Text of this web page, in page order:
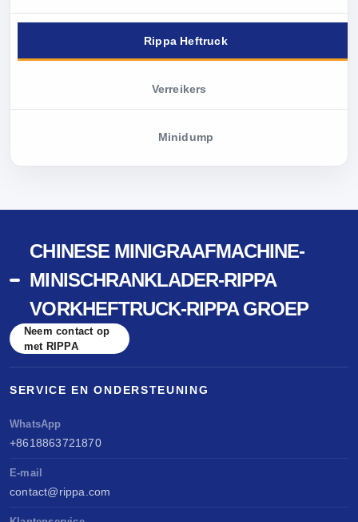
Rippa Heftruck
Verreikers
Minidump
CHINESE MINIGRAAFMACHINE-
MINISCHRANKLADER-RIPPA
VORKHEFTRUCK-RIPPA GROEP
Neem contact op
met RIPPA
SERVICE EN ONDERSTEUNING
WhatsApp
+8618863721870
E-mail
contact@rippa.com